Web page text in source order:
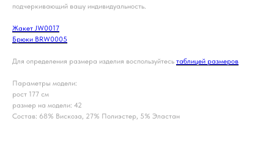
подчеркивающий вашу индивидуальность.
Жакет JW0017
Брюки BRW0005
Для определения размера изделия воспользуйтесь таблицей размеров
Параметры модели:
рост 177 см
размер на модели: 42
Состав: 68% Вискоза, 27% Полиэстер, 5% Эластан